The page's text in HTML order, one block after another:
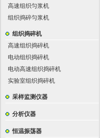
高速组织匀浆机
组织捣碎匀浆机
组织捣碎机
高速组织捣碎机
电动组织捣碎机
电动高速组织捣碎机
实验室组织捣碎机
采样监测仪器
分析仪器
恒温振荡器